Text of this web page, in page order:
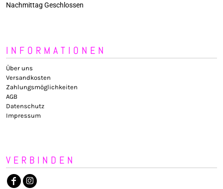
Nachmittag Geschlossen
INFORMATIONEN
Über uns
Versandkosten
Zahlungsmöglichkeiten
AGB
Datenschutz
Impressum
VERBINDEN